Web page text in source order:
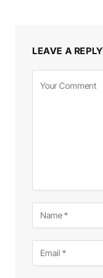
LEAVE A REPLY